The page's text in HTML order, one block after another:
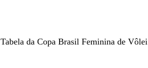
Tabela da Copa Brasil Feminina de Vôlei